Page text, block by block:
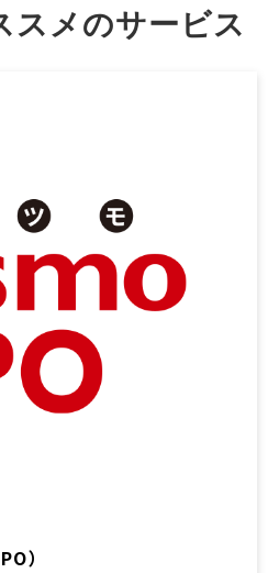
スメのサービス
）